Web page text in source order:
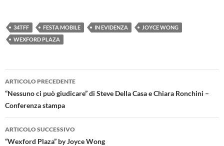
34TFF FESTA MOBILE IN EVIDENZA
JOYCE WONG
WEXFORD PLAZA
Navigazione
articolo
ARTICOLO PRECEDENTE
“Nessuno ci può giudicare” di Steve Della Casa e Chiara Ronchini –
Conferenza stampa
ARTICOLO SUCCESSIVO
“Wexford Plaza” by Joyce Wong